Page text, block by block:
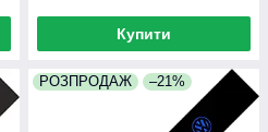
Купити
РОЗПРОДАЖ –21%